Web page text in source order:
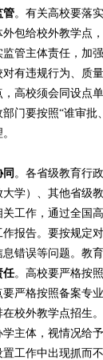
管。有关高校要落
包给校外教学点
管主体责任，加
有违规行为、质
高校须会同设点
门要按照“谁审批
同 。各省级教育行
学）、其他省级
工作，通过全国
报告。要按规定
错误等问题。教
任。高校要严格按
严格按照备案专
校外教学点招生
主体，视情况给
工作中出现抓而